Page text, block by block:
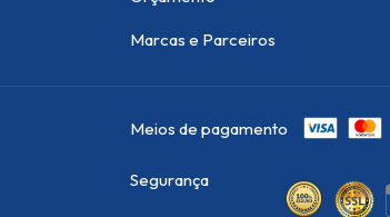
Marcas e Parceiros
Meios de pagamento